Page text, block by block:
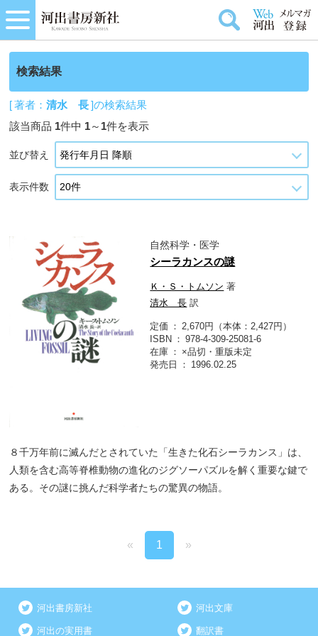
検索結果
[ 著者：清水 長]の検索結果
該当商品 1件中 1～ 1件を表示
並び替え
表示件数
自然科学・医学
シーラカンスの謎
Ｋ・Ｓ・トムソン 著
清水 長 訳
定価
2,670円（本体：2,427円）
ISBN
978-4-309-25081-6
在庫
×品切・重版未定
発売日
1996.02.25
８千万年前に滅んだとされていた「生きた化石シーラカンス」は、
人類を含む高等脊椎動物の進化のジグソーパズルを解く重要な鍵で
ある。その謎に挑んだ科学者たちの驚異の物語。
« 1 »
河出書房新社 河出文庫
河出の実用書 翻訳書